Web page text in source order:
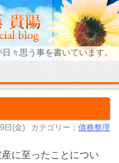
々思う事を書いています。
日(金) カテゴリー： 債務整理
に至ったことについ